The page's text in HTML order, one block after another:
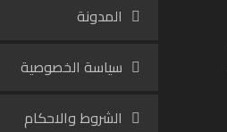
المدونة
سياسة الخصوصية
الشروط والاحكام